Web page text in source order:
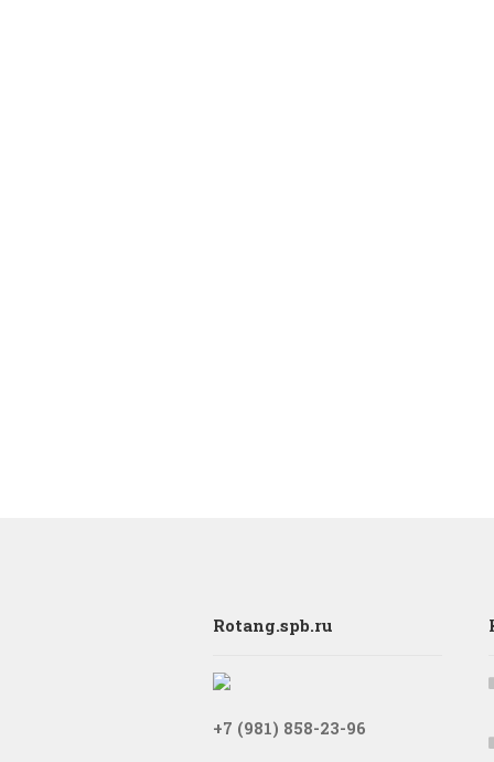
Rotang.spb.ru
+7 (981) 858-23-96